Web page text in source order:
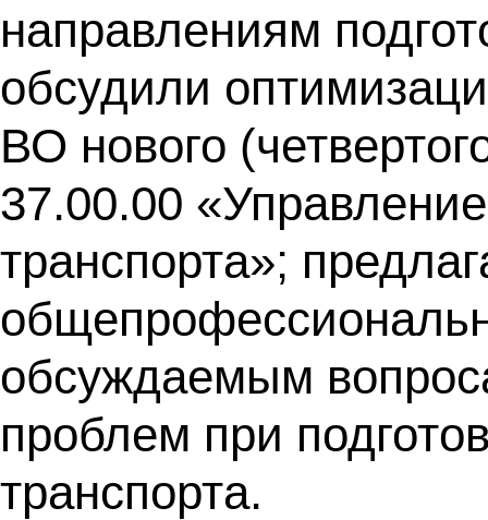
направлениям
обсудили
ВО нового
37.00.00
транспорта»;
обсуждаемым
проблем при
транспорта.